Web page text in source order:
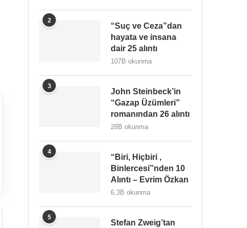
2
“Suç ve Ceza”dan
hayata ve insana
dair 25 alıntı
107B okunma
3
John Steinbeck’in
“Gazap Üzümleri”
romanından 26 alıntı
28B okunma
4
“Biri, Hiçbiri ,
Binlercesi”nden 10
Alıntı – Evrim Özkan
6,3B okunma
5
Stefan Zweig’tan